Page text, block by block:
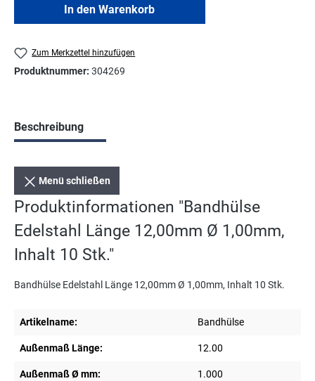
In den Warenkorb
Zum Merkzettel hinzufügen
Produktnummer: 304269
Beschreibung
Menü schließen
Produktinformationen "Bandhülse
Edelstahl Länge 12,00mm Ø 1,00mm,
Inhalt 10 Stk."
Bandhülse Edelstahl Länge 12,00mm Ø 1,00mm, Inhalt 10 Stk.
Artikelname: Bandhülse
Außenmaß Länge: 12.00
Außenmaß Ø mm: 1.000